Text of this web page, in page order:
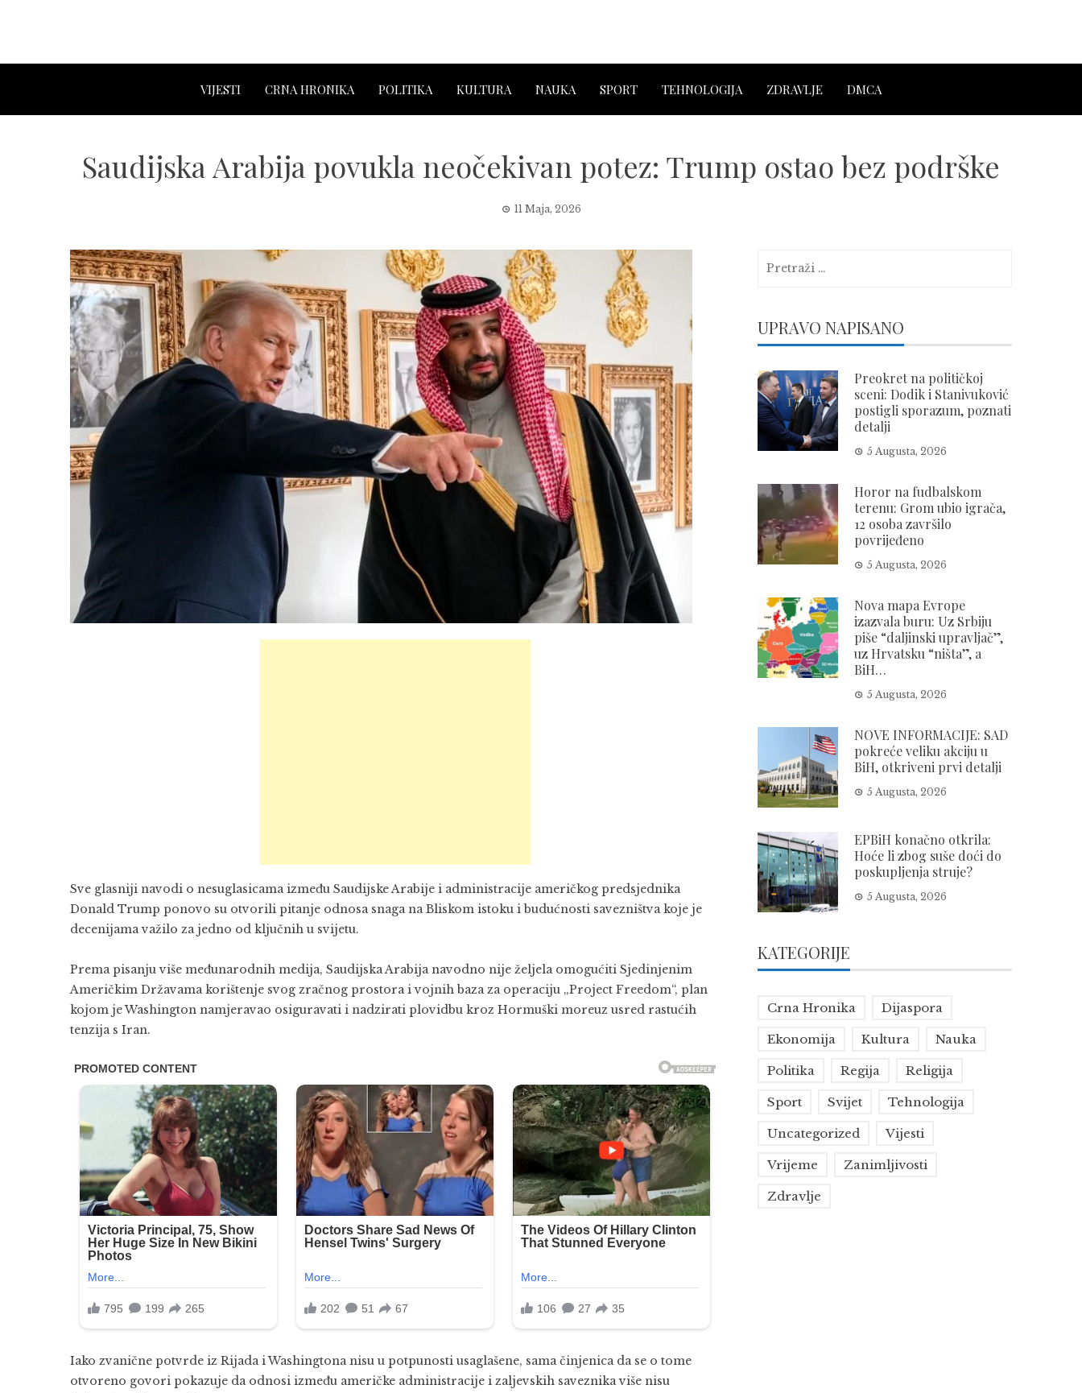
VIJESTI CRNA HRONIKA POLITIKA KULTURA NAUKA SPORT TEHNOLOGIJA ZDRAVLJE DMCA
Saudijska Arabija povukla neočekivan potez: Trump ostao bez podrške
11 Maja, 2026
Sve glasniji navodi o nesuglasicama između Saudijske Arabije i administracije američkog predsjednika
Donald Trump ponovo su otvorili pitanje odnosa snaga na Bliskom istoku i budućnosti savezništva koje je
decenijama važilo za jedno od ključnih u svijetu.
Prema pisanju više međunarodnih medija, Saudijska Arabija navodno nije željela omogućiti Sjedinjenim
Američkim Državama korištenje svog zračnog prostora i vojnih baza za operaciju „Project Freedom“, plan
kojom je Washington namjeravao osiguravati i nadzirati plovidbu kroz Hormuški moreuz usred rastućih
tenzija s Iran.
Iako zvanične potvrde iz Rijada i Washingtona nisu u potpunosti usaglašene, sama činjenica da se o tome
otvoreno govori pokazuje da odnosi između američke administracije i zaljevskih saveznika više nisu
UPRAVO NAPISANO
Preokret na političkoj
sceni: Dodik i Stanivuković
postigli sporazum, poznati
detalji
5 Augusta, 2026
Horor na fudbalskom
terenu: Grom ubio igrača,
12 osoba završilo
povrijeđeno
5 Augusta, 2026
Nova mapa Evrope
izazvala buru: Uz Srbiju
piše “daljinski upravljač”,
uz Hrvatsku “ništa”, a
BiH…
5 Augusta, 2026
NOVE INFORMACIJE: SAD
pokreće veliku akciju u
BiH, otkriveni prvi detalji
5 Augusta, 2026
EPBiH konačno otkrila:
Hoće li zbog suše doći do
poskupljenja struje?
5 Augusta, 2026
KATEGORIJE
Crna Hronika Dijaspora
Ekonomija Kultura Nauka
Politika Regija Religija
Sport Svijet Tehnologija
Uncategorized Vijesti
Vrijeme Zanimljivosti
Zdravlje